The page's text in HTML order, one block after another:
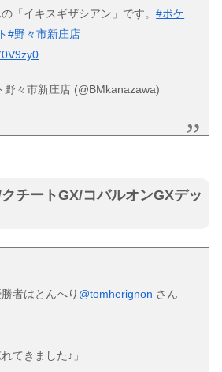
「イキスギザシアン」です。#ポケ
#野々市新庄店
々市新庄店 (@BMkanazawa)
チートGX/コバルオンGXデッ
者はとんへり @tomherignon さん
てきました♪」